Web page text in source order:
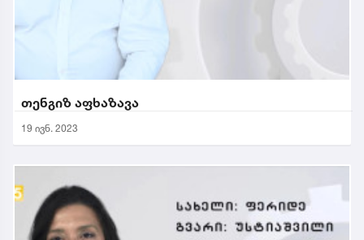
თენგიზ აფხაზავა
19 ივნ. 2023